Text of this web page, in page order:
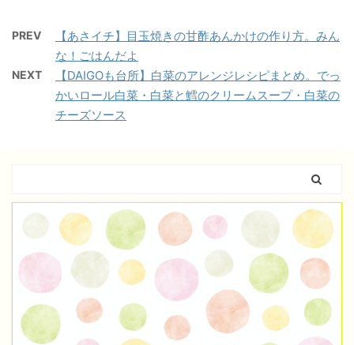
PREV
【あさイチ】目玉焼きの甘酢あんかけの作り方。みん
な！ごはんだよ
NEXT
【DAIGOも台所】白菜のアレンジレシピまとめ。でっ
かいロール白菜・白菜と鱈のクリームスープ・白菜の
チーズソース